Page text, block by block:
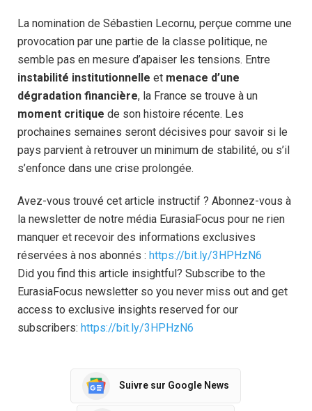
La nomination de Sébastien Lecornu, perçue comme une
provocation par une partie de la classe politique, ne
semble pas en mesure d’apaiser les tensions. Entre
instabilité institutionnelle et menace d’une
dégradation financière, la France se trouve à un
moment critique de son histoire récente. Les
prochaines semaines seront décisives pour savoir si le
pays parvient à retrouver un minimum de stabilité, ou s’il
s’enfonce dans une crise prolongée.
Avez-vous trouvé cet article instructif ? Abonnez-vous à
la newsletter de notre média EurasiaFocus pour ne rien
manquer et recevoir des informations exclusives
réservées à nos abonnés : https://bit.ly/3HPHzN6
Did you find this article insightful? Subscribe to the
EurasiaFocus newsletter so you never miss out and get
access to exclusive insights reserved for our
subscribers: https://bit.ly/3HPHzN6
Suivre sur Google News